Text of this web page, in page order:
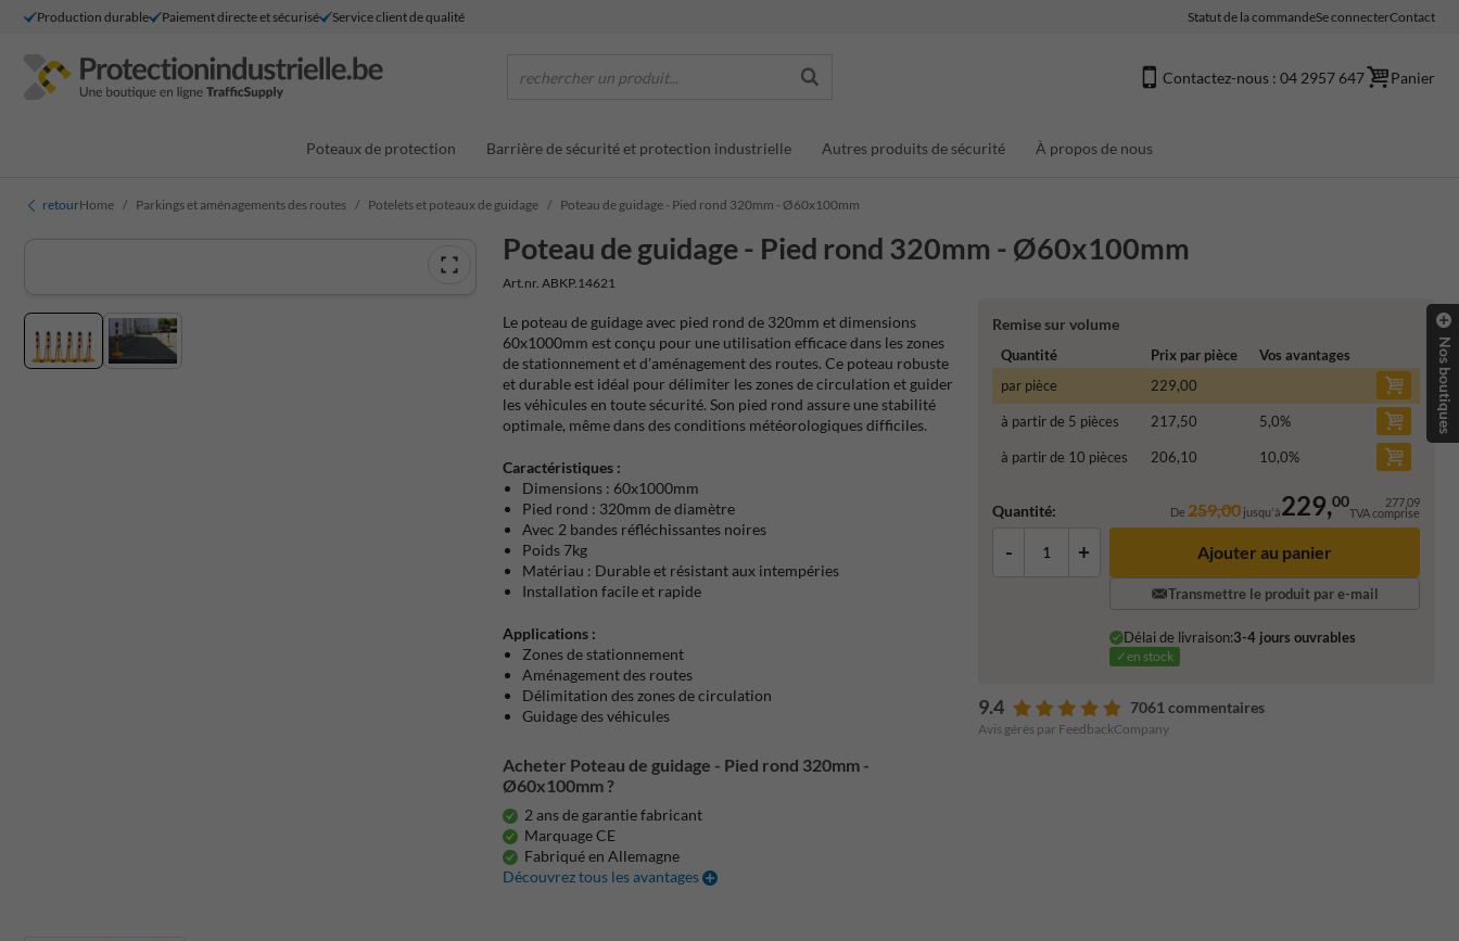
Production durable Paiement directe et sécurisé Service client de qualité Statut de la commandeSe connecterContact
rechercher un produit... Contactez-nous : 04 2957 647 Panier
Poteaux de protection Barrière de sécurité et protection industrielle Autres produits de sécurité À propos de nous
retourHome Parkings et aménagements des routes Potelets et poteaux de guidage Poteau de guidage - Pied rond 320mm - Ø60x100mm
Poteau de guidage - Pied rond 320mm - Ø60x100mm
Art.nr. ABKP.14621
Remise sur volume
Quantité Prix par pièce
Vos avantages
par pièce
229,00
à partir de 5 pièces 217,50 5,0%
à partir de 10 pièces 206,10 10,0%
Quantité: De259,00 jusqu'à229,00 277,09
TVA comprise
- + Ajouter au panier
Transmettre le produit par e-mail
Délai de livraison:3-4 jours ouvrables
✓en stock
9.4 7061 commentaires
Avis gérés par FeedbackCompany
Le poteau de guidage avec pied rond de 320mm et dimensions
60x1000mm est conçu pour une utilisation efficace dans les zones
de stationnement et d'aménagement des routes. Ce poteau robuste
et durable est idéal pour délimiter les zones de circulation et guider
les véhicules en toute sécurité. Son pied rond assure une stabilité
optimale, même dans des conditions météorologiques difficiles.
Caractéristiques :
Dimensions : 60x1000mm
Pied rond : 320mm de diamètre
Avec 2 bandes réfléchissantes noires
Poids 7kg
Matériau : Durable et résistant aux intempéries
Installation facile et rapide
Applications :
Zones de stationnement
Aménagement des routes
Délimitation des zones de circulation
Guidage des véhicules
Acheter Poteau de guidage - Pied rond 320mm -
Ø60x100mm ?
2 ans de garantie fabricant
Marquage CE
Fabriqué en Allemagne
Découvrez tous les avantages
Nos boutiques